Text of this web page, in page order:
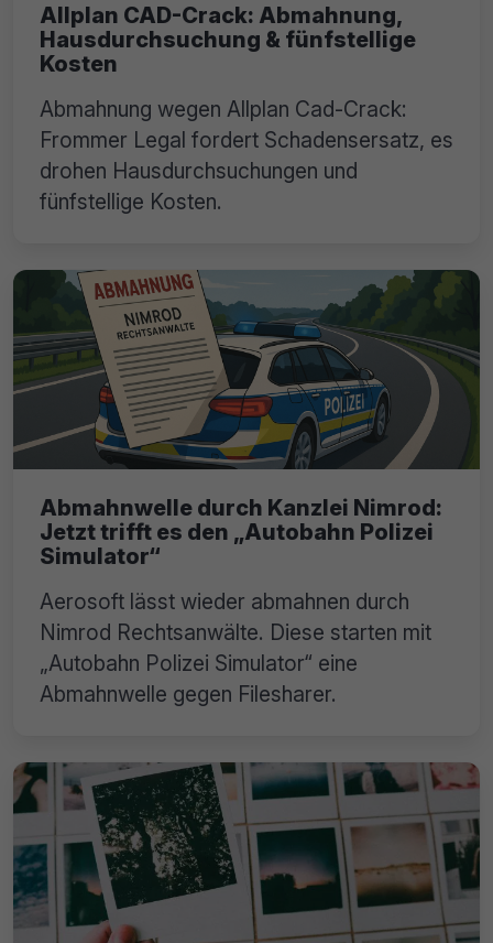
Allplan CAD-Crack: Abmahnung,
Hausdurchsuchung & fünfstellige
Kosten
Abmahnung wegen Allplan Cad-Crack:
Frommer Legal fordert Schadensersatz, es
drohen Hausdurchsuchungen und
fünfstellige Kosten.
Abmahnwelle durch Kanzlei Nimrod:
Jetzt trifft es den „Autobahn Polizei
Simulator“
Aerosoft lässt wieder abmahnen durch
Nimrod Rechtsanwälte. Diese starten mit
„Autobahn Polizei Simulator“ eine
Abmahnwelle gegen Filesharer.